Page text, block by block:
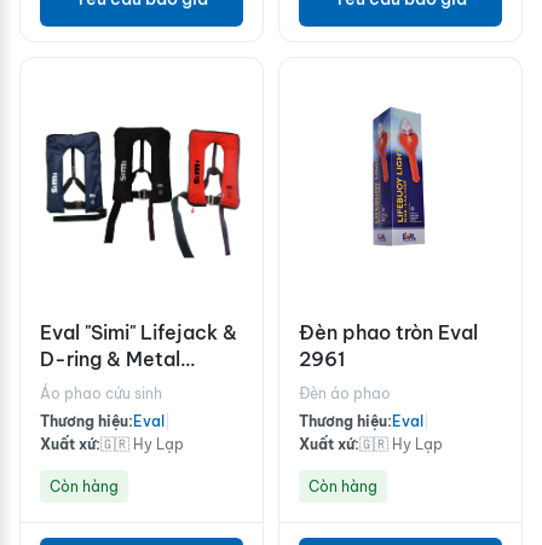
Eval "Simi" Lifejack &
D-ring & Metal
Buckle & Crotch
Strap
Áo phao cứu sinh
Thương hiệu: Eval
Xuất xứ:🇬🇷 Hy Lạp
Còn hàng
Đèn phao tròn Eval
2961
Đèn áo phao
Thương hiệu: Eval
Xuất xứ:🇬🇷 Hy Lạp
Còn hàng